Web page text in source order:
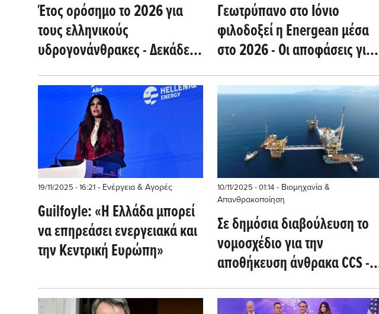
Έτος ορόσημο το 2026 για
τους ελληνικούς
υδρογονάνθρακες - Δεκάδες
δισ τα δυνητικά έσοδα για το
δημόσιο
Γεωτρύπανο στο Ιόνιο
φιλοδοξεί η Energean μέσα
στο 2026 - Οι αποφάσεις για
τις έρευνες ΝΔ της Κρήτης
19/11/2025 - 16:21 - Ενέργεια & Αγορές
Guilfoyle: «Η Ελλάδα μπορεί
να επηρεάσει ενεργειακά και
την Κεντρική Ευρώπη»
10/11/2025 - 01:14 - Βιομηχανία &
Απανθρακοποίηση
Σε δημόσια διαβούλευση το
νομοσχέδιο για την
αποθήκευση άνθρακα CCS -
Και συμβόλαια επί της
διαφοράς CCfD